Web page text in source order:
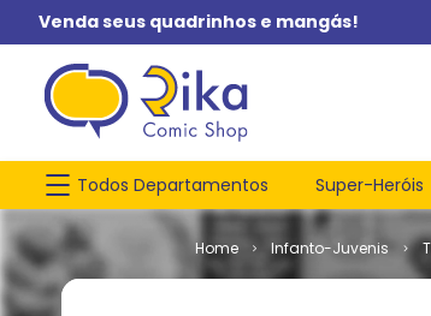
Venda seus quadrinhos e mangás!
Todos Departamentos Super-Heróis
Infanto-Juvenis